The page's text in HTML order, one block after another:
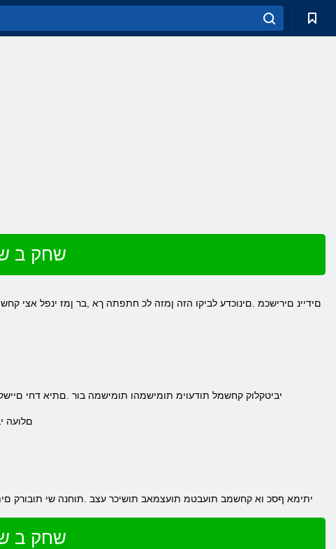
שחק ב
.יביטקלוק קחשמל תודעוימ תומישמהו תומישמה בור .םתיא דחי
.יתימא ףסכ וא קחשמב תועבטמ תועצמאב תושיכר עצב .תוחנה שי תובורק
שחק ב